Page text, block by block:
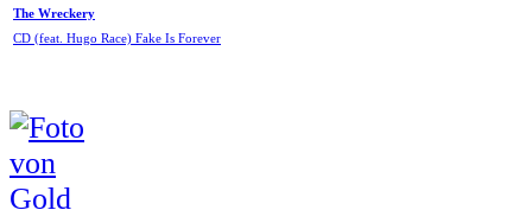
The Wreckery
CD (feat. Hugo Race) Fake Is Forever